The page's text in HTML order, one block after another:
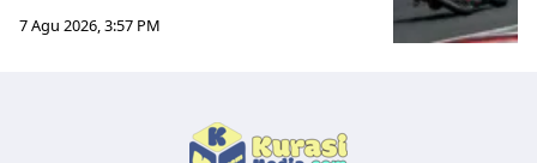
7 Agu 2026, 3:57 PM